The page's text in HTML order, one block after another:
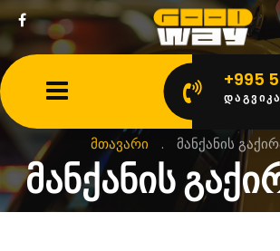
+995
მთავარი . მანქანის
მანქანის